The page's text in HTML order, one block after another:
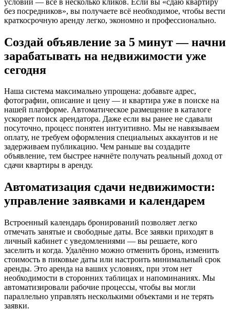
без посредников», вы получаете всё необходимое, чтобы вести
краткосрочную аренду легко, экономно и профессионально.
Создай объявление за 5 минут — начни
зарабатывать на недвижимости уже
сегодня
Наша система максимально упрощена: добавьте адрес,
фотографии, описание и цену — и квартира уже в поиске на
нашей платформе. Автоматическое размещение в каталоге
ускоряет поиск арендатора. Даже если вы ранее не сдавали
посуточно, процесс понятен интуитивно. Мы не навязываем
оплату, не требуем оформления специальных аккаунтов и не
задерживаем публикацию. Чем раньше вы создадите
объявление, тем быстрее начнёте получать реальный доход от
сдачи квартиры в аренду.
Автоматизация сдачи недвижимости:
управление заявками и календарем
Встроенный календарь бронирований позволяет легко
отмечать занятые и свободные даты. Все заявки приходят в
личный кабинет с уведомлениями — вы решаете, кого
заселить и когда. Удалённо можно отменить бронь, изменить
стоимость в пиковые даты или настроить минимальный срок
аренды. Это аренда на ваших условиях, при этом нет
необходимости в сторонних таблицах и напоминаниях. Мы
автоматизировали рабочие процессы, чтобы вы могли
параллельно управлять несколькими объектами и не терять
заявки.